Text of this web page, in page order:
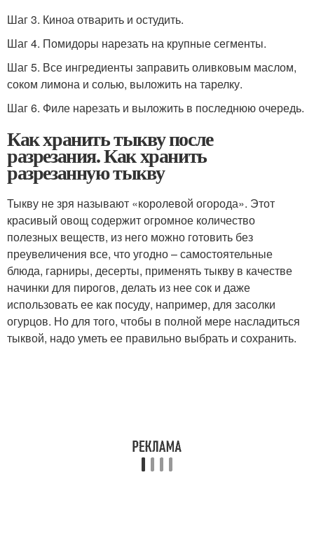
Шаг 3. Киноа отварить и остудить.
Шаг 4. Помидоры нарезать на крупные сегменты.
Шаг 5. Все ингредиенты заправить оливковым маслом,
соком лимона и солью, выложить на тарелку.
Шаг 6. Филе нарезать и выложить в последнюю очередь.
Как хранить тыкву после
разрезания. Как хранить
разрезанную тыкву
Тыкву не зря называют «королевой огорода». Этот
красивый овощ содержит огромное количество
полезных веществ, из него можно готовить без
преувеличения все, что угодно – самостоятельные
блюда, гарниры, десерты, применять тыкву в качестве
начинки для пирогов, делать из нее сок и даже
использовать ее как посуду, например, для засолки
огурцов. Но для того, чтобы в полной мере насладиться
тыквой, надо уметь ее правильно выбрать и сохранить.